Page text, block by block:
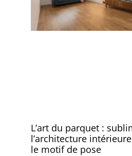
L’art du parquet :
l’architecture
le motif de pose